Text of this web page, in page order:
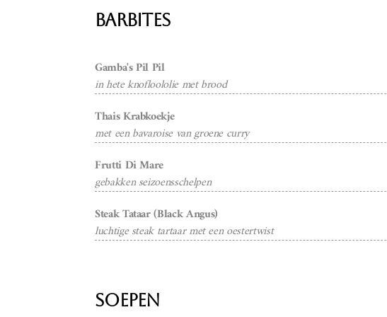
BarBites
Gamba's Pil Pil
in hete knofloololie met brood
Thais Krabkoekje
met een bavaroise van groene curry
Frutti Di Mare
gebakken seizoensschelpen
Steak Tataar (Black Angus)
luchtige steak tartaar met een oestertwist
Soepen